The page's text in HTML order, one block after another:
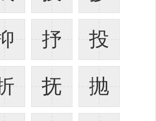
抒 投
抚 抛